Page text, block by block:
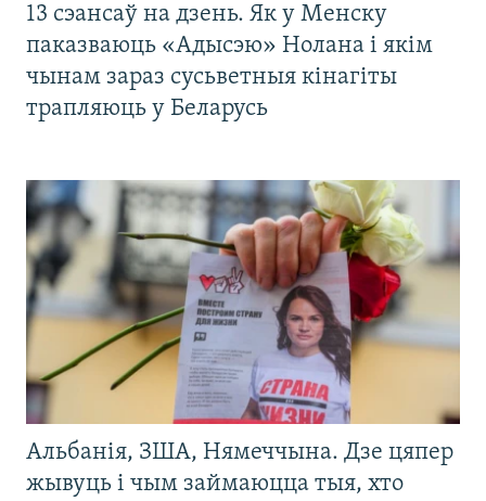
13 сэансаў на дзень. Як у Менску
паказваюць «Адысэю» Нолана і якім
чынам зараз сусьветныя кінагіты
трапляюць у Беларусь
Альбанія, ЗША, Нямеччына. Дзе цяпер
жывуць і чым займаюцца тыя, хто